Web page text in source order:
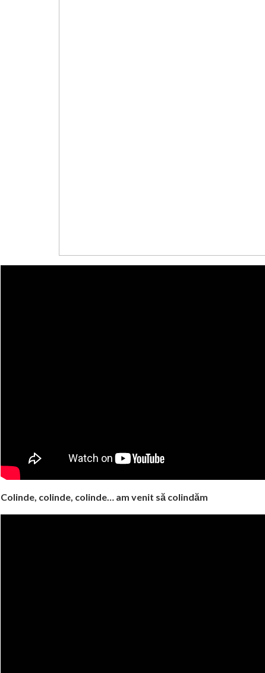
Colinde, colinde, colinde… am venit să colindăm